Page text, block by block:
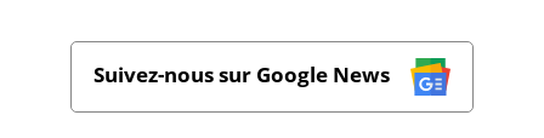
Suivez-nous sur Google News